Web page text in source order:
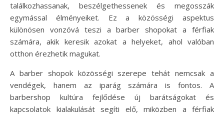
találkozhassanak, beszélgethessenek és megosszák
egymással élményeiket. Ez a közösségi aspektus
különösen vonzóvá teszi a barber shopokat a férfiak
számára, akik keresik azokat a helyeket, ahol valóban
otthon érezhetik magukat.
A barber shopok közösségi szerepe tehát nemcsak a
vendégek, hanem az iparág számára is fontos. A
barbershop kultúra fejlődése új barátságokat és
kapcsolatok kialakulását segíti elő, miközben a férfiak